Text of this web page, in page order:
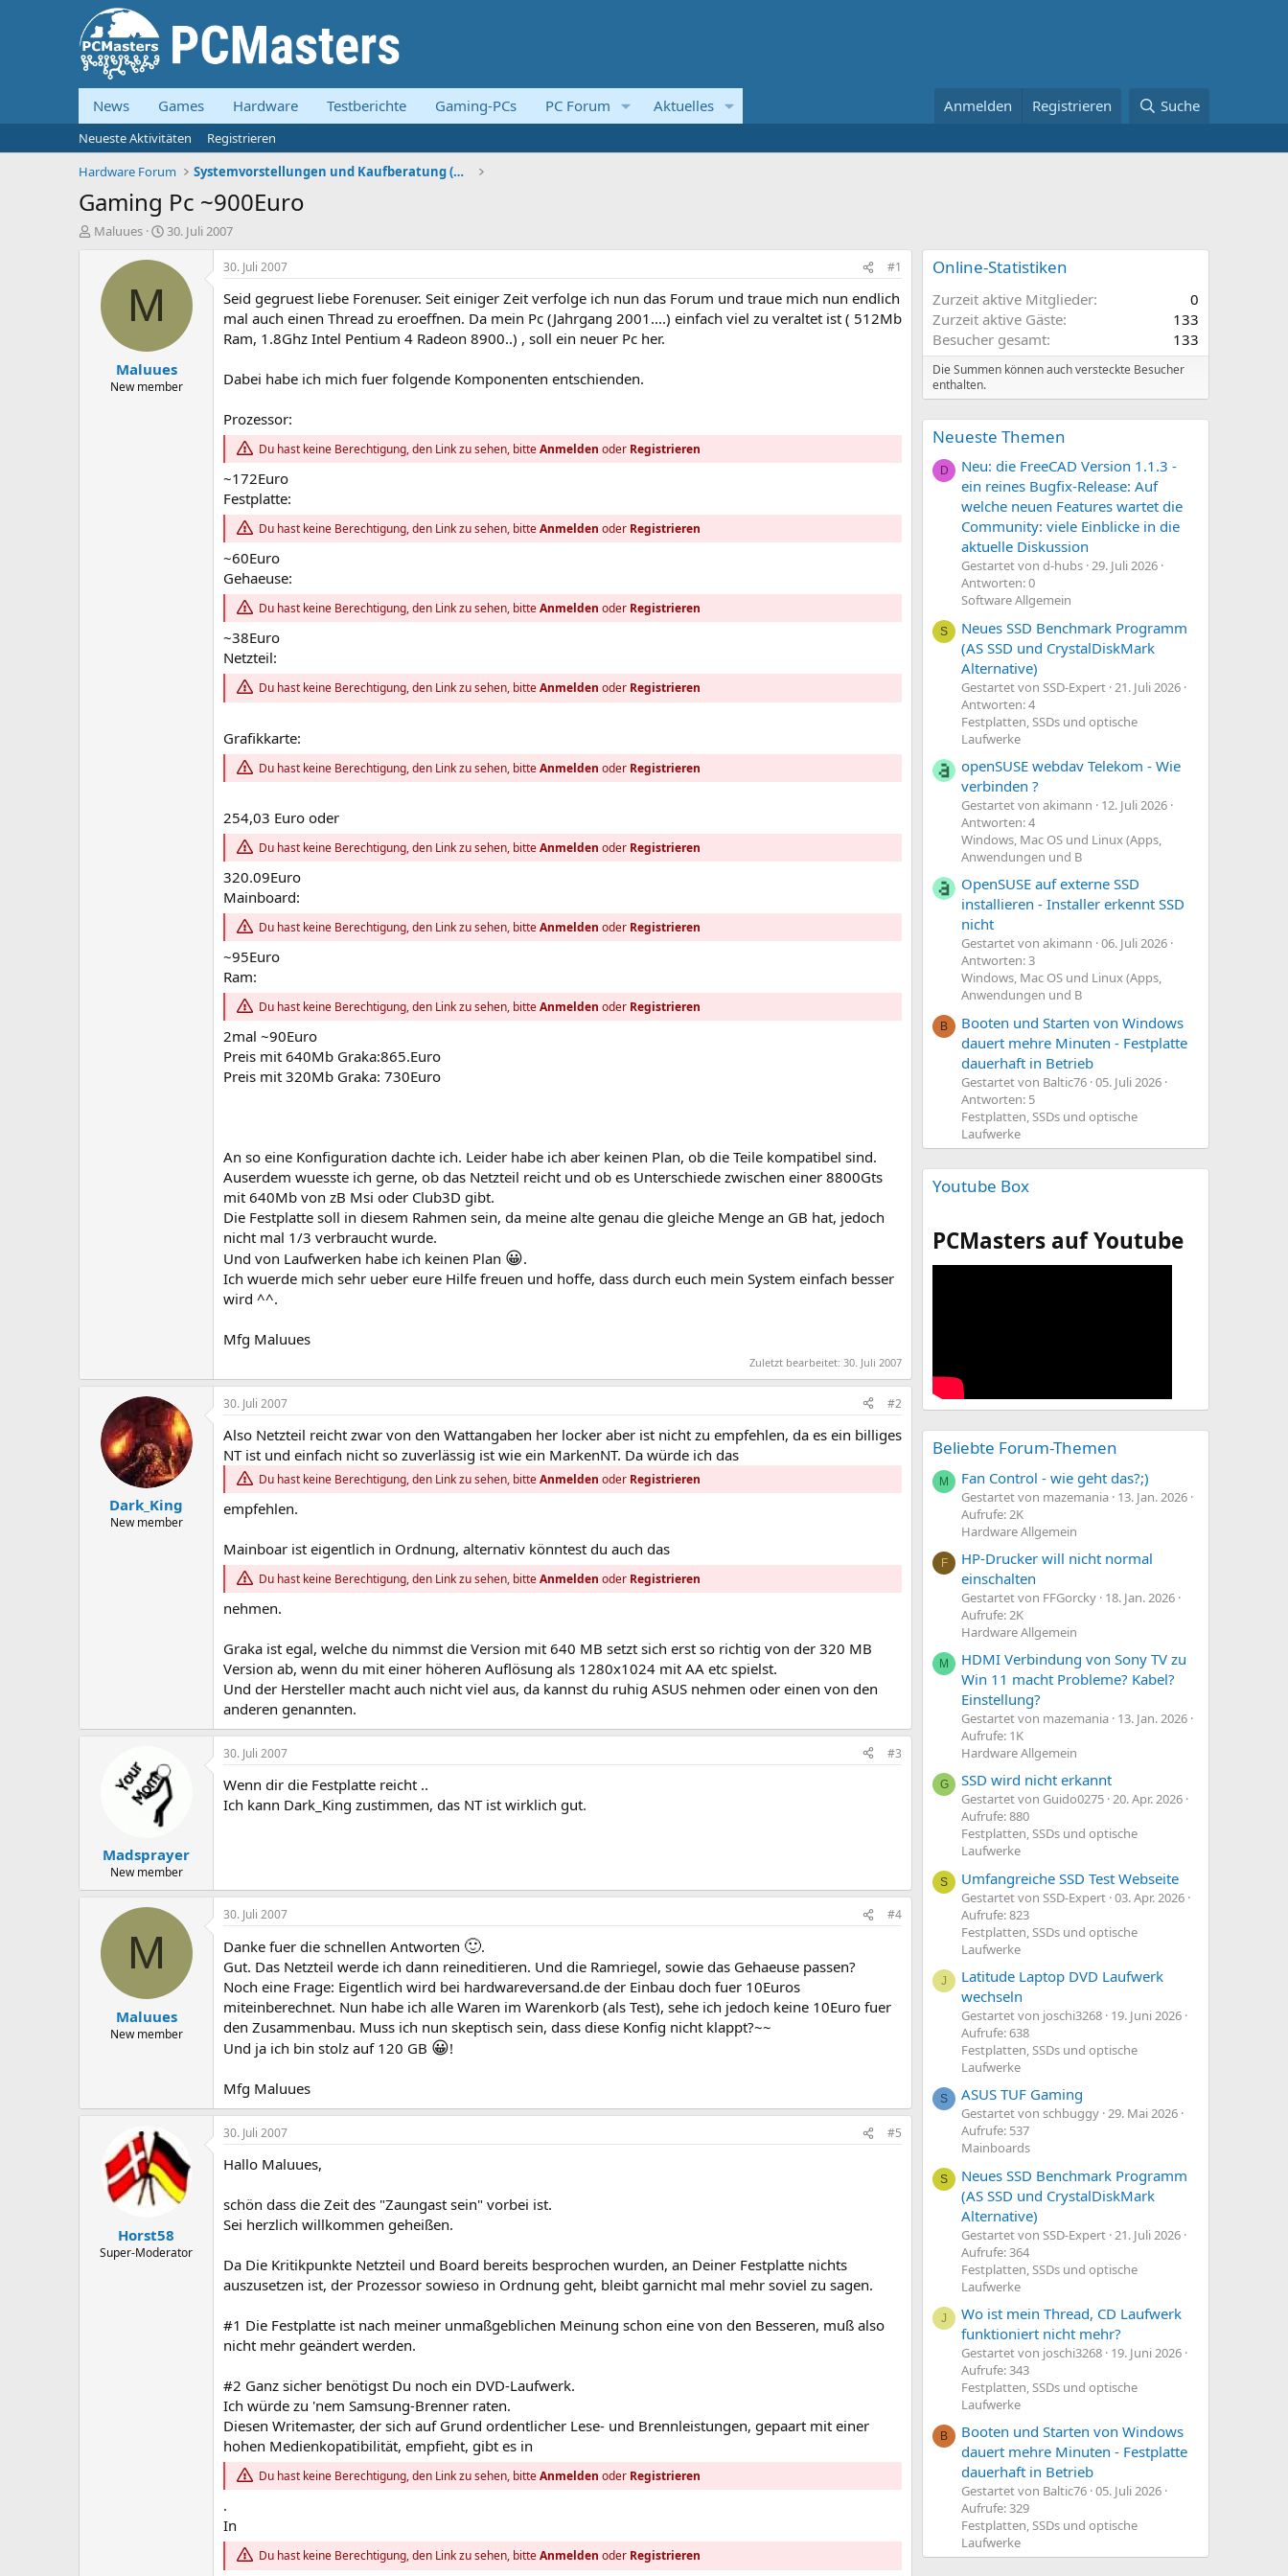
News Games Hardware Testberichte Gaming-PCs PC Forum Aktuelles Anmelden Registrieren Suche
Neueste Aktivitäten
Registrieren
Hardware Forum
Systemvorstellungen und Kaufberatung (Komplettsyst
Gaming Pc ~900Euro
E
Maluues
E
s
t
a
m
30. Juli 2007
M
Maluues
New member
30. Juli 2007 #1
Seid gegruest liebe Forenuser. Seit einiger Zeit verfolge ich nun das Forum und traue mich nun endlich
mal auch einen Thread zu eroeffnen. Da mein Pc (Jahrgang 2001....) einfach viel zu veraltet ist ( 512Mb
Ram, 1.8Ghz Intel Pentium 4 Radeon 8900..) , soll ein neuer Pc her.
Dabei habe ich mich fuer folgende Komponenten entschienden.
Prozessor:
Du hast keine Berechtigung, den Link zu sehen, bitteAnmelden oder Registrieren
~172Euro
Festplatte:
Du hast keine Berechtigung, den Link zu sehen, bitteAnmelden oder Registrieren
~60Euro
Gehaeuse:
Du hast keine Berechtigung, den Link zu sehen, bitteAnmelden oder Registrieren
~38Euro
Netzteil:
Du hast keine Berechtigung, den Link zu sehen, bitteAnmelden oder Registrieren
Grafikkarte:
Du hast keine Berechtigung, den Link zu sehen, bitteAnmelden oder Registrieren
254,03 Euro oder
Du hast keine Berechtigung, den Link zu sehen, bitteAnmelden oder Registrieren
320.09Euro
Mainboard:
Du hast keine Berechtigung, den Link zu sehen, bitteAnmelden oder Registrieren
~95Euro
Ram:
Du hast keine Berechtigung, den Link zu sehen, bitteAnmelden oder Registrieren
2mal ~90Euro
Preis mit 640Mb Graka:865.Euro
Preis mit 320Mb Graka: 730Euro
An so eine Konfiguration dachte ich. Leider habe ich aber keinen Plan, ob die Teile kompatibel sind.
Auserdem wuesste ich gerne, ob das Netzteil reicht und ob es Unterschiede zwischen einer 8800Gts
mit 640Mb von zB Msi oder Club3D gibt.
Die Festplatte soll in diesem Rahmen sein, da meine alte genau die gleiche Menge an GB hat, jedoch
nicht mal 1/3 verbraucht wurde.
Und von Laufwerken habe ich keinen Plan 😀.
Ich wuerde mich sehr ueber eure Hilfe freuen und hoffe, dass durch euch mein System einfach besser
wird ^^.
Mfg Maluues
Zuletzt bearbeitet: 30. Juli 2007
Dark_King
New member
30. Juli 2007 #2
Also Netzteil reicht zwar von den Wattangaben her locker aber ist nicht zu empfehlen, da es ein billiges
NT ist und einfach nicht so zuverlässig ist wie ein MarkenNT. Da würde ich das
Du hast keine Berechtigung, den Link zu sehen, bitteAnmelden oder Registrieren
empfehlen.
Mainboar ist eigentlich in Ordnung, alternativ könntest du auch das
Du hast keine Berechtigung, den Link zu sehen, bitteAnmelden oder Registrieren
nehmen.
Graka ist egal, welche du nimmst die Version mit 640 MB setzt sich erst so richtig von der 320 MB
Version ab, wenn du mit einer höheren Auflösung als 1280x1024 mit AA etc spielst.
Und der Hersteller macht auch nicht viel aus, da kannst du ruhig ASUS nehmen oder einen von den
anderen genannten.
Madsprayer
New member
30. Juli 2007 #3
Wenn dir die Festplatte reicht ..
Ich kann Dark_King zustimmen, das NT ist wirklich gut.
M
Maluues
New member
30. Juli 2007 #4
Danke fuer die schnellen Antworten 🙂.
Gut. Das Netzteil werde ich dann reineditieren. Und die Ramriegel, sowie das Gehaeuse passen?
Noch eine Frage: Eigentlich wird bei hardwareversand.de der Einbau doch fuer 10Euros
miteinberechnet. Nun habe ich alle Waren im Warenkorb (als Test), sehe ich jedoch keine 10Euro fuer
den Zusammenbau. Muss ich nun skeptisch sein, dass diese Konfig nicht klappt?~~
Und ja ich bin stolz auf 120 GB 😀!
Mfg Maluues
Horst58
Super-Moderator
30. Juli 2007 #5
Hallo Maluues,
schön dass die Zeit des "Zaungast sein" vorbei ist.
Sei herzlich willkommen geheißen.
Da Die Kritikpunkte Netzteil und Board bereits besprochen wurden, an Deiner Festplatte nichts
auszusetzen ist, der Prozessor sowieso in Ordnung geht, bleibt garnicht mal mehr soviel zu sagen.
#1 Die Festplatte ist nach meiner unmaßgeblichen Meinung schon eine von den Besseren, muß also
nicht mehr geändert werden.
#2 Ganz sicher benötigst Du noch ein DVD-Laufwerk.
Ich würde zu 'nem Samsung-Brenner raten.
Diesen Writemaster, der sich auf Grund ordentlicher Lese- und Brennleistungen, gepaart mit einer
hohen Medienkopatibilität, empfieht, gibt es in
Du hast keine Berechtigung, den Link zu sehen, bitteAnmelden oder Registrieren
.
In
Du hast keine Berechtigung, den Link zu sehen, bitteAnmelden oder Registrieren
Online-Statistiken
Zurzeit aktive Mitglieder
0
Zurzeit aktive Gäste
133
Besucher gesamt
133
Die Summen können auch versteckte Besucher
enthalten.
Neueste Themen
D
Neu: die FreeCAD Version 1.1.3 -
ein reines Bugfix-Release: Auf
welche neuen Features wartet die
Community: viele Einblicke in die
aktuelle Diskussion
Gestartet von d-hubs 29. Juli 2026
Antworten: 0
Software Allgemein
S
Neues SSD Benchmark Programm
(AS SSD und CrystalDiskMark
Alternative)
Gestartet von SSD-Expert 21. Juli 2026
Antworten: 4
Festplatten, SSDs und optische
Laufwerke
openSUSE webdav Telekom - Wie
verbinden ?
Gestartet von akimann
12. Juli 2026
Antworten: 4
Windows, Mac OS und Linux (Apps,
Anwendungen und B
OpenSUSE auf externe SSD
installieren - Installer erkennt SSD
nicht
Gestartet von akimann 06. Juli 2026
Antworten: 3
Windows, Mac OS und Linux (Apps,
Anwendungen und B
B
Booten und Starten von Windows
dauert mehre Minuten - Festplatte
dauerhaft in Betrieb
Gestartet von Baltic76 05. Juli 2026
Antworten: 5
Festplatten, SSDs und optische
Laufwerke
Youtube Box
PCMasters auf Youtube
Beliebte Forum-Themen
M Fan Control - wie geht das?;)
Gestartet von mazemania 13. Jan. 2026
Aufrufe: 2K
Hardware Allgemein
F
HP-Drucker will nicht normal
einschalten
Gestartet von FFGorcky 18. Jan. 2026
Aufrufe: 2K
Hardware Allgemein
M
HDMI Verbindung von Sony TV zu
Win 11 macht Probleme? Kabel?
Einstellung?
Gestartet von mazemania 13. Jan. 2026
Aufrufe: 1K
Hardware Allgemein
G SSD wird nicht erkannt
Gestartet von Guido0275 20. Apr. 2026
Aufrufe: 880
Festplatten, SSDs und optische
Laufwerke
S Umfangreiche SSD Test Webseite
Gestartet von SSD-Expert 03. Apr. 2026
Aufrufe: 823
Festplatten, SSDs und optische
Laufwerke
J
Latitude Laptop DVD Laufwerk
wechseln
Gestartet von joschi3268 19. Juni 2026
Aufrufe: 638
Festplatten, SSDs und optische
Laufwerke
S ASUS TUF Gaming
Gestartet von schbuggy 29. Mai 2026
Aufrufe: 537
Mainboards
S
Neues SSD Benchmark Programm
(AS SSD und CrystalDiskMark
Alternative)
Gestartet von SSD-Expert 21. Juli 2026
Aufrufe: 364
Festplatten, SSDs und optische
Laufwerke
J
Wo ist mein Thread, CD Laufwerk
funktioniert nicht mehr?
Gestartet von joschi3268 19. Juni 2026
Aufrufe: 343
Festplatten, SSDs und optische
Laufwerke
B
Booten und Starten von Windows
dauert mehre Minuten - Festplatte
dauerhaft in Betrieb
Gestartet von Baltic76 05. Juli 2026
Aufrufe: 329
Festplatten, SSDs und optische
Laufwerke